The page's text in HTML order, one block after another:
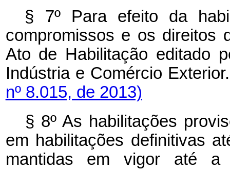
§ 7º Para efeito da
compromissos e os direitos
Ato de Habilitação editado
Indústria e Comércio
nº 8.015, de 2013)
§ 8º As habilitações
em habilitações definitivas
mantidas em vigor até a